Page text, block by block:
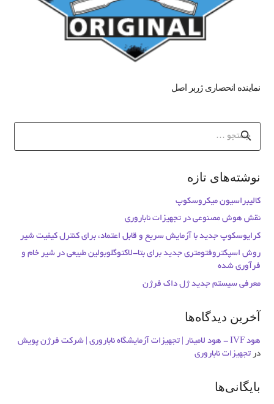
نماینده انحصاری ژربر اصل
جستجو
نوشته‌های تازه
کالیبراسیون میکروسکوپ
نقش هوش مصنوعی در تجهیزات ناباروری
کرایوسکوپ جدید با آزمایش سریع و قابل اعتماد، برای کنترل کیفیت شیر ​
روش اسپکتروفتومتری جدید برای بتا-لاکتوگلوبولین طبیعی در شیر خام و
فرآوری شده
معرفی سیستم جدید ژل داک فرژن
آخرین دیدگاه‌ها
هود IVF - هود لامینار | تجهیزات آزمایشگاه ناباروری | شرکت فرژن پویش
درتجهیزات ناباروری
بایگانی‌ها